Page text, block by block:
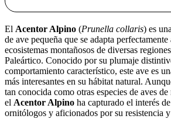
El Acentor Alpino (Prunella collaris) es
de ave pequeña que se adapta perfectamente
ecosistemas montañosos de diversas
Paleártico. Conocido por su plumaje
comportamiento característico, este ave es
más interesantes en su hábitat natural.
tan conocida como otras especies de aves de
el Acentor Alpino ha capturado el interés de
ornitólogos y aficionados por su resistencia